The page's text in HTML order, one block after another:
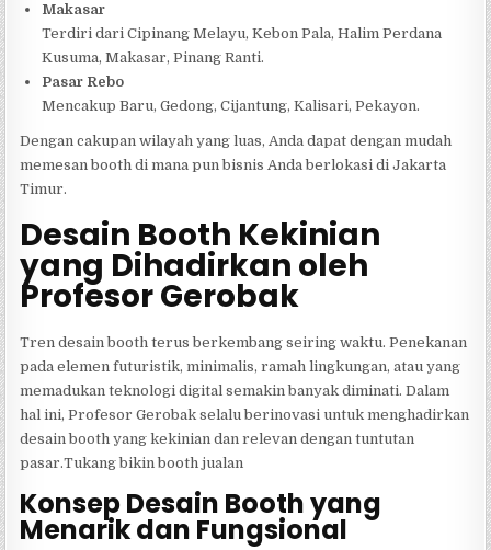
Makasar
Terdiri dari Cipinang Melayu, Kebon Pala, Halim Perdana
Kusuma, Makasar, Pinang Ranti.
Pasar Rebo
Mencakup Baru, Gedong, Cijantung, Kalisari, Pekayon.
Dengan cakupan wilayah yang luas, Anda dapat dengan mudah
memesan booth di mana pun bisnis Anda berlokasi di Jakarta
Timur.
Desain Booth Kekinian
yang Dihadirkan oleh
Profesor Gerobak
Tren desain booth terus berkembang seiring waktu. Penekanan
pada elemen futuristik, minimalis, ramah lingkungan, atau yang
memadukan teknologi digital semakin banyak diminati. Dalam
hal ini, Profesor Gerobak selalu berinovasi untuk menghadirkan
desain booth yang kekinian dan relevan dengan tuntutan
pasar.Tukang bikin booth jualan
Konsep Desain Booth yang
Menarik dan Fungsional